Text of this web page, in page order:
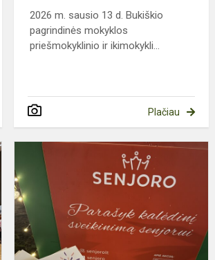
2026 m. sausio 13 d. Bukiškio
pagrindinės mokyklos
priešmokyklinio ir ikimokykli...
Plačiau
2C
KALĖDINIS
RENGINYS